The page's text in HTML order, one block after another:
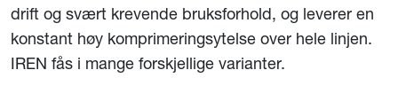
drift og svært krevende bruksforhold, og leverer en
konstant høy komprimeringsytelse over hele linjen.
IREN fås i mange forskjellige varianter.